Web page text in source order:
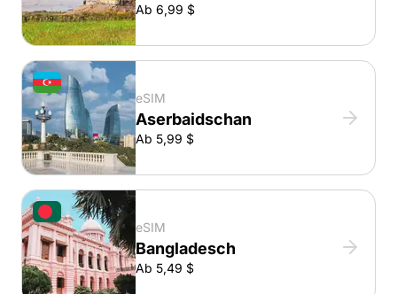
Ab 6,99 $
eSIM
Aserbaidschan
Ab 5,99 $
eSIM
Bangladesch
Ab 5,49 $